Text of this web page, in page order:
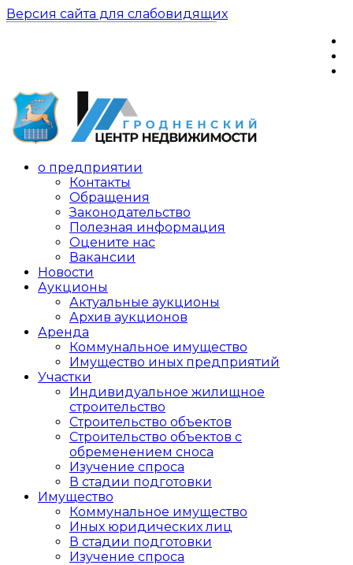
Версия сайта для слабовидящих
о предприятии
Контакты
Обращения
Законодательство
Полезная информация
Оцените нас
Вакансии
Новости
Аукционы
Актуальные аукционы
Архив аукционов
Аренда
Коммунальное имущество
Имущество иных предприятий
Участки
Индивидуальное жилищное
строительство
Строительство объектов
Cтроительство объектов с
обременением сноса
Изучение спроса
В стадии подготовки
Имущество
Коммунальное имущество
Иных юридических лиц
В стадии подготовки
Изучение спроса